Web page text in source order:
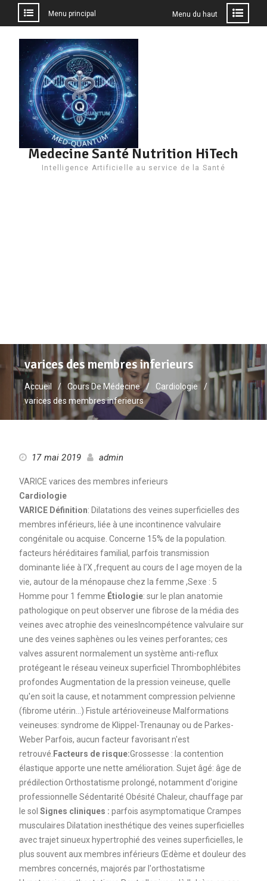
contenu
Menu principal Menu du haut
Medecine Santé Nutrition HiTech
Intelligence Artificielle au service de la Santé
varices des membres inferieurs
Accueil Cours De Médecine
Cardiologie
varices des membres inferieurs
17 mai 2019 admin
VARICE varices des membres inferieurs
Cardiologie
VARICE Définition: Dilatations des veines superficielles des
membres inférieurs, liée à une incontinence valvulaire
congénitale ou acquise. Concerne 15% de la population.
facteurs héréditaires familial, parfois transmission
dominante liée à l'X ,frequent au cours de l age moyen de la
vie, autour de la ménopause chez la femme ,Sexe : 5
Homme pour 1 femme Étiologie: sur le plan anatomie
pathologique on peut observer une fibrose de la média des
veines avec atrophie des veinesIncompétence valvulaire sur
une des veines saphènes ou les veines perforantes; ces
valves assurent normalement un système anti-reflux
protégeant le réseau veineux superficiel Thrombophlébites
profondes Augmentation de la pression veineuse, quelle
qu'en soit la cause, et notamment compression pelvienne
(fibrome utérin...) Fistule artérioveineuse Malformations
veineuses: syndrome de Klippel-Trenaunay ou de Parkes-
Weber Parfois, aucun facteur favorisant n'est
retrouvé. Facteurs de risque:Grossesse : la contention
élastique apporte une nette amélioration. Sujet âgé: âge de
prédilection Orthostatisme prolongé, notamment d'origine
professionnelle Sédentarité Obésité Chaleur, chauffage par
le sol Signes cliniques : parfois asymptomatique Crampes
musculaires Dilatation inesthétique des veines superficielles
avec trajet sinueux hypertrophié des veines superficielles, le
plus souvent aux membres inférieurs Œdème et douleur des
membres concernés, majorés par l'orthostatisme